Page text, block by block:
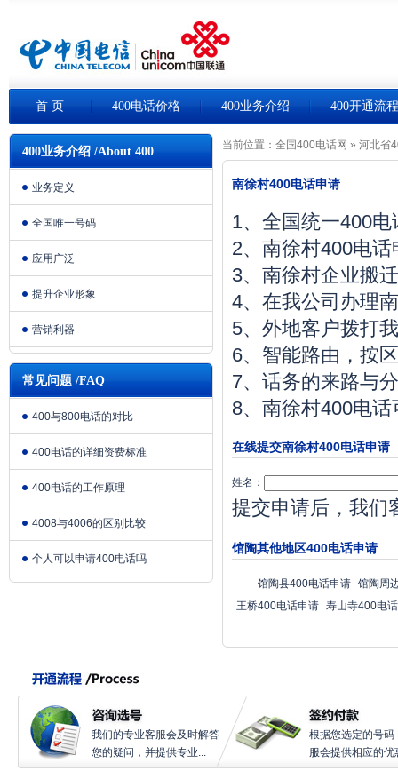
首 页 400电话价格 400业务介绍 400开通流程
400业务介绍 /About 400
业务定义
全国唯一号码
应用广泛
提升企业形象
营销利器
常见问题 /FAQ
400与800电话的对比
400电话的详细资费标准
400电话的工作原理
4008与4006的区别比较
个人可以申请400电话吗
当前位置： 全国400电话网 » 河北省
南徐村400电话申请
1、全国统一400
2、南徐村400电
3、南徐村企业搬
4、在我公司办理
5、外地客户拨打
6、智能路由，按
7、话务的来路与
8、南徐村400电
在线提交南徐村400电话申请
姓名：
提交申请后，我们
馆陶其他地区400电话申请
馆陶县400电话申请 馆陶周
王桥400电话申请 寿山寺400电
我们的专业客服会及时解答
您的疑问，并提供专业...
根据您选定的号码
服会提供相应的优